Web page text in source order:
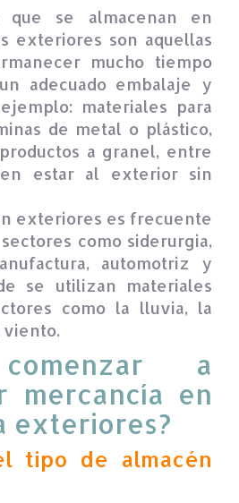
que se almacenan en
exteriores son aquellas
mucho tiempo
adecuado embalaje y
materiales para
de metal o plástico,
a granel, entre
estar al exterior sin
exteriores es frecuente
como siderurgia,
automotriz y
se utilizan materiales
como la lluvia, la
viento.
a
mercancía en
exteriores?
tipo de almacén